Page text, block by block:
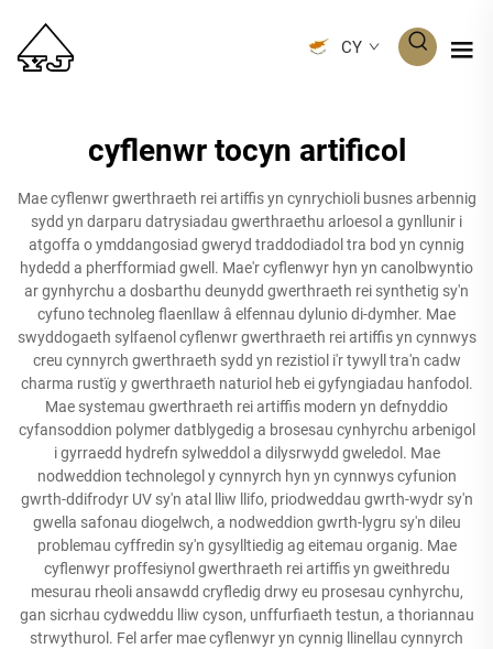
CY
cyflenwr tocyn artificol
Mae cyflenwr gwerthraeth rei artiffis yn cynrychioli busnes arbennig
sydd yn darparu datrysiadau gwerthraethu arloesol a gynllunir i
atgoffa o ymddangosiad gweryd traddodiadol tra bod yn cynnig
hydedd a pherfformiad gwell. Mae'r cyflenwyr hyn yn canolbwyntio
ar gynhyrchu a dosbarthu deunydd gwerthraeth rei synthetig sy'n
cyfuno technoleg flaenllaw â elfennau dylunio di-dymher. Mae
swyddogaeth sylfaenol cyflenwr gwerthraeth rei artiffis yn cynnwys
creu cynnyrch gwerthraeth sydd yn rezistiol i'r tywyll tra'n cadw
charma rustïg y gwerthraeth naturiol heb ei gyfyngiadau hanfodol.
Mae systemau gwerthraeth rei artiffis modern yn defnyddio
cyfansoddion polymer datblygedig a brosesau cynhyrchu arbenigol
i gyrraedd hydrefn sylweddol a dilysrwydd gweledol. Mae
nodweddion technolegol y cynnyrch hyn yn cynnwys cyfunion
gwrth-ddifrodyr UV sy'n atal lliw llifo, priodweddau gwrth-wydr sy'n
gwella safonau diogelwch, a nodweddion gwrth-lygru sy'n dileu
problemau cyffredin sy'n gysylltiedig ag eitemau organig. Mae
cyflenwyr proffesiynol gwerthraeth rei artiffis yn gweithredu
mesurau rheoli ansawdd cryfledig drwy eu prosesau cynhyrchu,
gan sicrhau cydweddu lliw cyson, unffurfiaeth testun, a thoriannau
strwythurol. Fel arfer mae cyflenwyr yn cynnig llinellau cynnyrch